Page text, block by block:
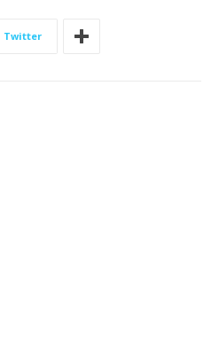
Twitter